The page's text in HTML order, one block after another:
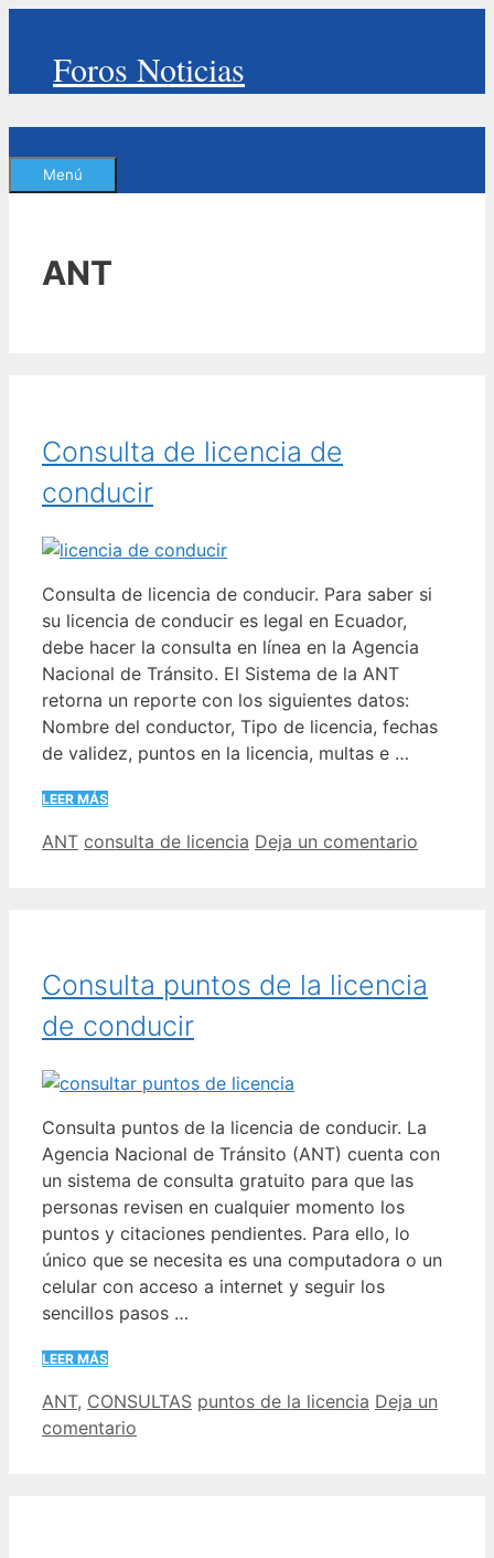
contenidoForos Noticias
Menú
ANT
Consulta de licencia de
conducir
Consulta de licencia de conducir. Para saber si
su licencia de conducir es legal en Ecuador,
debe hacer la consulta en línea en la Agencia
Nacional de Tránsito. El Sistema de la ANT
retorna un reporte con los siguientes datos:
Nombre del conductor, Tipo de licencia, fechas
de validez, puntos en la licencia, multas e …
LEER MÁS
Categorías
ANT Etiquetas
consulta de licencia Deja un comentario
Consulta puntos de la licencia
de conducir
Consulta puntos de la licencia de conducir. La
Agencia Nacional de Tránsito (ANT) cuenta con
un sistema de consulta gratuito para que las
personas revisen en cualquier momento los
puntos y citaciones pendientes. Para ello, lo
único que se necesita es una computadora o un
celular con acceso a internet y seguir los
sencillos pasos …
LEER MÁS
Categorías
ANT, CONSULTAS Etiquetas
puntos de la licencia Deja un
comentario